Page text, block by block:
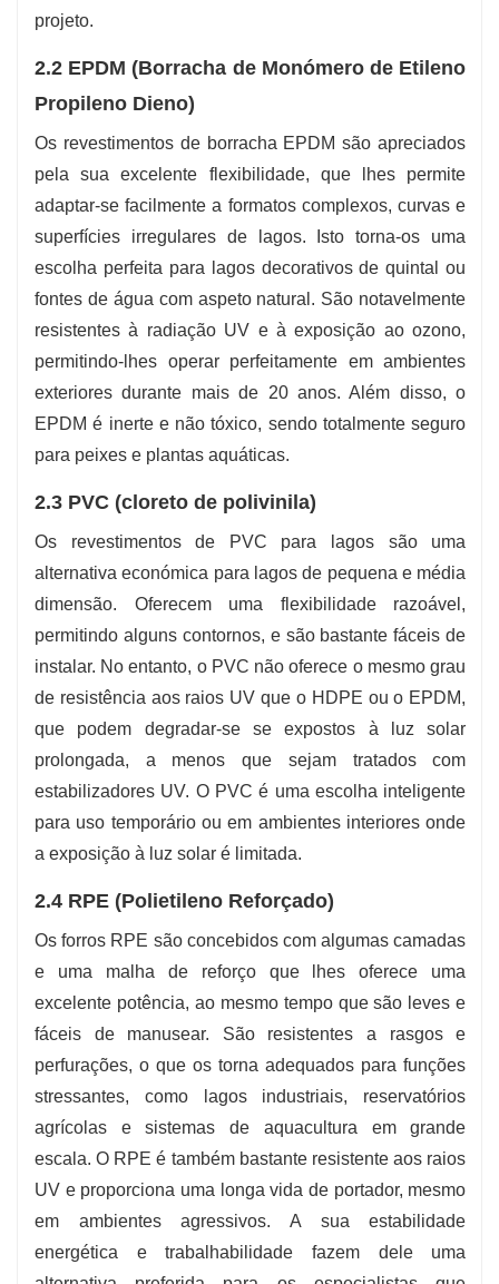
projeto.
2.2 EPDM (Borracha de Monómero de Etileno
Propileno Dieno)
Os revestimentos de borracha EPDM são apreciados
pela sua excelente flexibilidade, que lhes permite
adaptar-se facilmente a formatos complexos, curvas e
superfícies irregulares de lagos. Isto torna-os uma
escolha perfeita para lagos decorativos de quintal ou
fontes de água com aspeto natural. São notavelmente
resistentes à radiação UV e à exposição ao ozono,
permitindo-lhes operar perfeitamente em ambientes
exteriores durante mais de 20 anos. Além disso, o
EPDM é inerte e não tóxico, sendo totalmente seguro
para peixes e plantas aquáticas.
2.3 PVC (cloreto de polivinila)
Os revestimentos de PVC para lagos são uma
alternativa económica para lagos de pequena e média
dimensão. Oferecem uma flexibilidade razoável,
permitindo alguns contornos, e são bastante fáceis de
instalar. No entanto, o PVC não oferece o mesmo grau
de resistência aos raios UV que o HDPE ou o EPDM,
que podem degradar-se se expostos à luz solar
prolongada, a menos que sejam tratados com
estabilizadores UV. O PVC é uma escolha inteligente
para uso temporário ou em ambientes interiores onde
a exposição à luz solar é limitada.
2.4 RPE (Polietileno Reforçado)
Os forros RPE são concebidos com algumas camadas
e uma malha de reforço que lhes oferece uma
excelente potência, ao mesmo tempo que são leves e
fáceis de manusear. São resistentes a rasgos e
perfurações, o que os torna adequados para funções
stressantes, como lagos industriais, reservatórios
agrícolas e sistemas de aquacultura em grande
escala. O RPE é também bastante resistente aos raios
UV e proporciona uma longa vida de portador, mesmo
em ambientes agressivos. A sua estabilidade
energética e trabalhabilidade fazem dele uma